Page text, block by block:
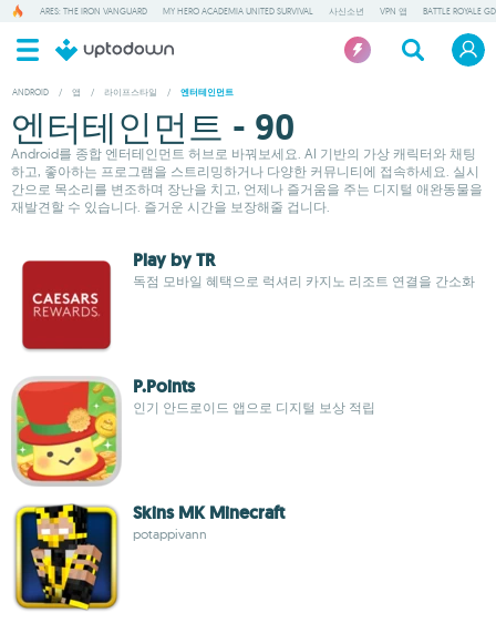
ARES: THE IRON VANGUARD MY HERO ACADEMIA UNITED SURVIVAL 사신소년 VPN 앱 BATTLE ROYALE GD
ANDROID / 앱 / 라이프스타일 / 엔터테인먼트
엔터테인먼트 - 90
Android를 종합 엔터테인먼트 허브로 바꿔보세요. AI 기반의 가상 캐릭터와 채팅
하고, 좋아하는 프로그램을 스트리밍하거나 다양한 커뮤니티에 접속하세요. 실시
간으로 목소리를 변조하며 장난을 치고, 언제나 즐거움을 주는 디지털 애완동물을
재발견할 수 있습니다. 즐거운 시간을 보장해줄 겁니다.
Play by TR
독점 모바일 혜택으로 럭셔리 카지노 리조트 연결을 간소화
P.Points
인기 안드로이드 앱으로 디지털 보상 적립
Skins MK Minecraft
potappivann